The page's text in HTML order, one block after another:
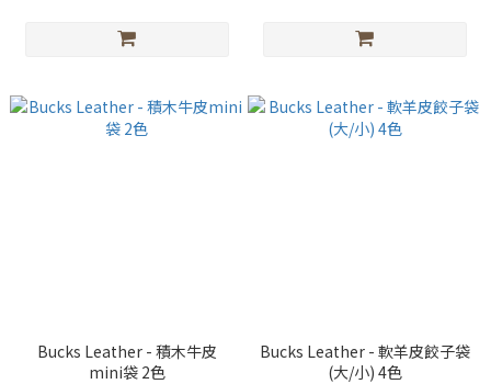
Bucks Leather - 積木牛皮
mini袋 2色
Bucks Leather - 軟羊皮餃子袋
(大/小) 4色